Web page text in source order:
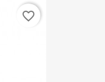
favorite_border